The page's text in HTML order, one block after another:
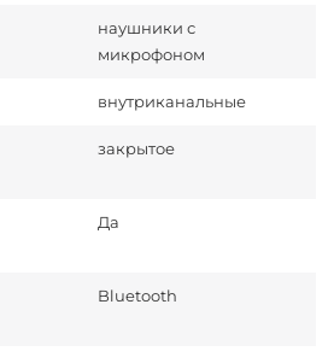
наушники с
микрофоном
внутриканальные
закрытое
Да
Bluetooth